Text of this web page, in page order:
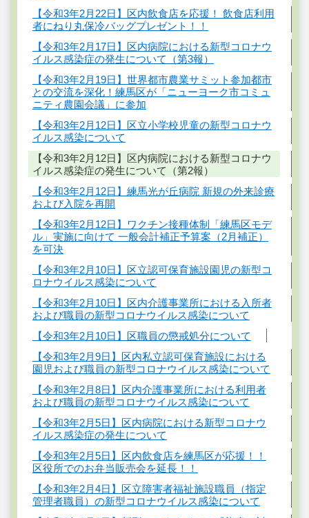
【令和3年2月22日】区内飲食店を応援！ 飲食店利用
者にねり丸保冷バッグプレゼント！！
【令和3年2月17日】区内病院における新型コロナウ
イルス感染症の発生について（第3報）
【令和3年2月19日】世界都市農業サミット参加都市
との交流を深化！練馬区が「ニューヨーク市コミュ
ニティ農園会議」に参加
【令和3年2月12日】区立小学校児童の新型コロナウ
イルス感染について
【令和3年2月12日】区内病院における新型コロナウ
イルス感染症の発生について（第2報）
【令和3年2月12日】練馬光が丘病院 新規の外来診療
および入院を再開
【令和3年2月12日】ワクチン接種体制「練馬区モデ
ル」実施に向けて 一般会計補正予算案（2月補正）
を可決
【令和3年2月10日】区立認可保育施設園児の新型コ
ロナウイルス感染について
【令和3年2月10日】区内介護事業所における入所者
および職員の新型コロナウイルス感染について
【令和3年2月10日】区職員の懲戒処分について
【令和3年2月9日】区内私立認可保育施設における
園児および職員の新型コロナウイルス感染について
【令和3年2月8日】区内介護事業所における利用者
および職員の新型コロナウイルス感染について
【令和3年2月5日】区内病院における新型コロナウ
イルス感染症の発生について
【令和3年2月5日】区内飲食店を練馬区が応援！！
区役所でのお弁当販売会を延長！！
【令和3年2月4日】区立障害者福祉施設職員（指定
管理者職員）の新型コロナウイルス感染について